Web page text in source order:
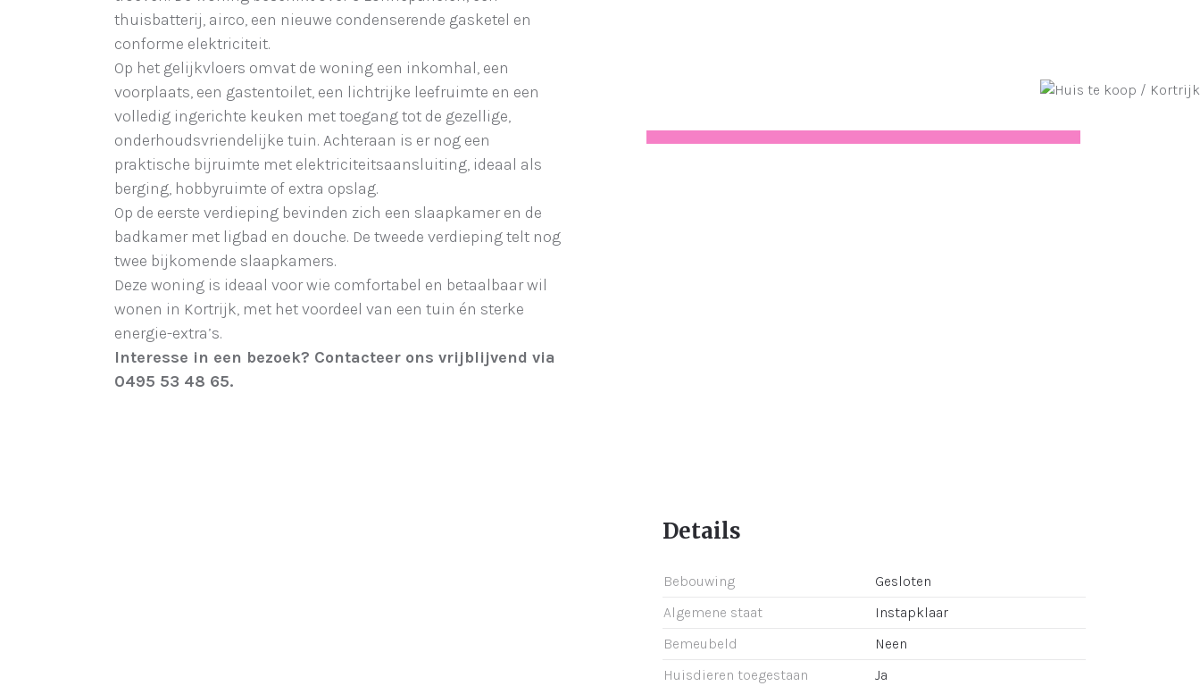
thuisbatterij, airco, een nieuwe condenserende gasketel en
conforme elektriciteit.
Op het gelijkvloers omvat de woning een inkomhal, een
voorplaats, een gastentoilet, een lichtrijke leefruimte en een
volledig ingerichte keuken met toegang tot de gezellige,
onderhoudsvriendelijke tuin. Achteraan is er nog een
praktische bijruimte met elektriciteitsaansluiting, ideaal als
berging, hobbyruimte of extra opslag.
Op de eerste verdieping bevinden zich een slaapkamer en de
badkamer met ligbad en douche. De tweede verdieping telt nog
twee bijkomende slaapkamers.
Deze woning is ideaal voor wie comfortabel en betaalbaar wil
wonen in Kortrijk, met het voordeel van een tuin én sterke
energie-extra’s.
Interesse in een bezoek? Contacteer ons vrijblijvend via
0495 53 48 65.
Details
Bebouwing
Gesloten
Algemene staat
Instapklaar
Bemeubeld
Neen
Huisdieren toegestaan
Ja